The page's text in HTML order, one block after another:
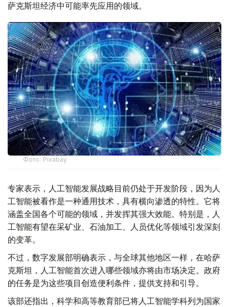
萨克斯坦经济中可能率先应用的领域。
Фото: Pixabay
专家表示，人工智能发展战略目前仍处于开发阶段，因为人
工智能被看作是一种通用技术，具有横向渗透的特性。它将
涵盖全国各个可能的领域，并发挥其强大效能。特别是，人
工智能有望在采矿业、石油加工、人员优化等领域引发深刻
的变革。
不过，数字发展部明确表示，与全球其他地区一样，在哈萨
克斯坦，人工智能首次进入哪些领域亦将由市场决定。政府
的任务是为这些项目创造便利条件，提供支持和引导。
该部还指出，科学和高等教育部已将人工智能学科列为国家